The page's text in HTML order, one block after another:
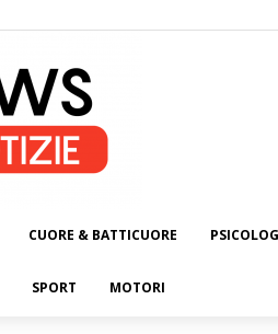
CUORE & BATTICUORE
SPORT MOTORI